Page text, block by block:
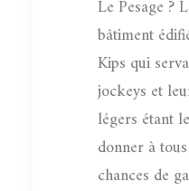
Le Pesage ?
bâtiment
Kips qui
jockeys et
légers étant
donner à
chances de